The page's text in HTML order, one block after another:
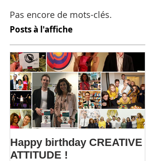
Posts à l'affiche
Happy birthday CREATIVE
ATTITUDE !
Pas encore de mots-clés.